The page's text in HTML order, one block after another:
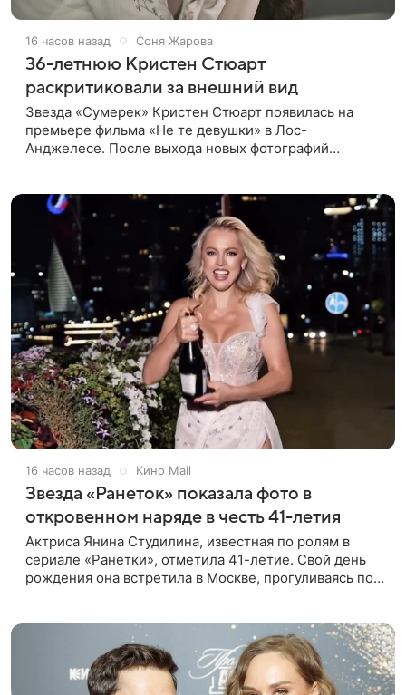
16 часов назад Соня Жарова
36-летнюю Кристен Стюарт
раскритиковали за внешний вид
Звезда «Сумерек» Кристен Стюарт появилась на
премьере фильма «Не те девушки» в Лос-
Анджелесе. После выхода новых фотографий
16 часов назад Кино Mail
Звезда «Ранеток» показала фото в
откровенном наряде в честь 41-летия
Актриса Янина Студилина, известная по ролям в
сериале «Ранетки», отметила 41-летие. Свой день
рождения она встретила в Москве, прогуливаясь по